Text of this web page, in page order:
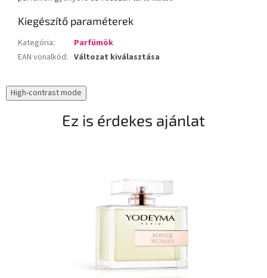
Kiegészítő paraméterek
Kategória:
Parfümök
EAN vonalkód: Változat kiválasztása
High-contrast mode
Ez is érdekes ajánlat